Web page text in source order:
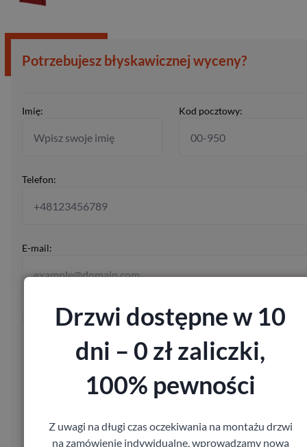
Potrzebujesz błyskawicznej wyceny?
Imię: Kod pocztowy:
Telefon:
E-mail:
Wysyłając formularz wyrażasz zgodę na przetwarzanie Twoich
danych osobowych w celu skontaktowania się z Tobą w sprawie
Twojego zamówienia, zgodnie z ustawą z dnia 29.08.97 o
danych osobowych, Dz. U. Nr 133, poz. 883.
Drzwi dostępne w 10
dni – 0 zł zaliczki,
100% pewności
Z uwagi na długi czas oczekiwania na montażu drzwi
na zamówienie indywidualne, wprowadzamy nową